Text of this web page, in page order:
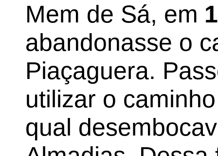
Mem de Sá, em
abandonasse o
Piaçaguera.
utilizar o
qual